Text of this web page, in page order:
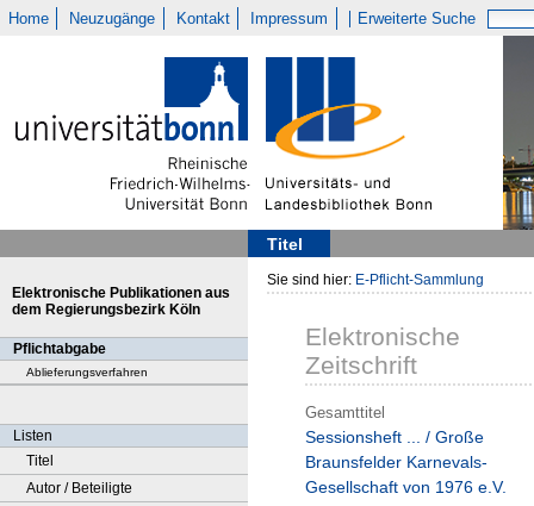
Home Neuzugänge Kontakt Impressum Erweiterte Suche
Titel
Elektronische Publikationen aus
dem Regierungsbezirk Köln
Pflichtabgabe
Ablieferungsverfahren
Listen
Titel
Autor / Beteiligte
Sie sind hier: E-Pflicht-Sammlung
Elektronische
Zeitschrift
Gesamttitel
Sessionsheft ... / Große
Braunsfelder Karnevals-
Gesellschaft von 1976 e.V.